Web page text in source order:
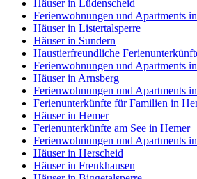
Häuser in Lüdenscheid
Ferienwohnungen und Apartments
Häuser in Listertalsperre
Häuser in Sundern
Haustierfreundliche
Ferienwohnungen und Apartments
Häuser in Arnsberg
Ferienwohnungen und Apartments
Ferienunterkünfte für Familien in
Häuser in Hemer
Ferienunterkünfte am See in Hemer
Ferienwohnungen und Apartments
Häuser in Herscheid
Häuser in Frenkhausen